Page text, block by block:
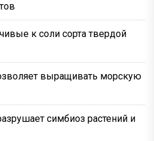
к соли сорта твердой
выращивать морскую
симбиоз растений и